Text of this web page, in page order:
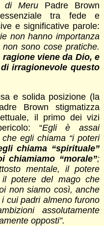
di Meru Padre Brown
essenziale tra fede e
e significative parole:
non hanno importanza
sono cose pratiche.
viene da Dio, e
irragionevole questo
e solida posizione (la
Brown stigmatizza
il primo dei vizi
“Egli è assai
egli chiama “i poteri
chiama “spirituale”
“morale”;
mentale, il potere
potere del mago che
non siamo così, anche
cui padri almeno furono
assolutamente
opposti”.